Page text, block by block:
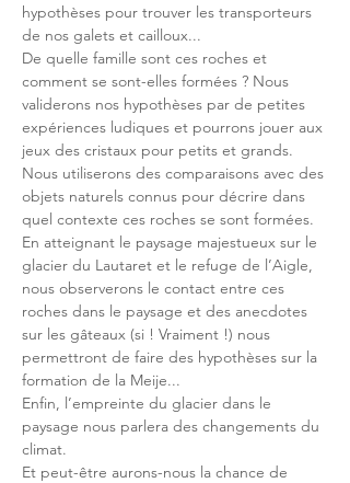
hypothèses pour trouver les transporteurs
de nos galets et cailloux...
De quelle famille sont ces roches et
comment se sont-elles formées ? Nous
validerons nos hypothèses par de petites
expériences ludiques et pourrons jouer aux
jeux des cristaux pour petits et grands.
Nous utiliserons des comparaisons avec des
objets naturels connus pour décrire dans
quel contexte ces roches se sont formées.
En atteignant le paysage majestueux sur le
glacier du Lautaret et le refuge de l’Aigle,
nous observerons le contact entre ces
roches dans le paysage et des anecdotes
sur les gâteaux (si ! Vraiment !) nous
permettront de faire des hypothèses sur la
formation de la Meije...
Enfin, l’empreinte du glacier dans le
paysage nous parlera des changements du
climat.
Et peut-être aurons-nous la chance de